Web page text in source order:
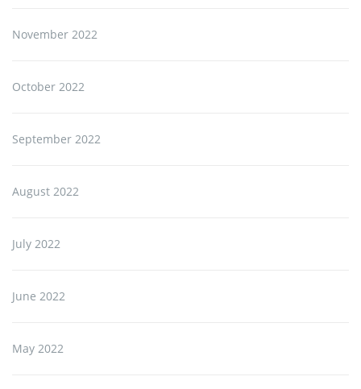
November 2022
October 2022
September 2022
August 2022
July 2022
June 2022
May 2022